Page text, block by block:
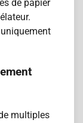
de papier
multiples